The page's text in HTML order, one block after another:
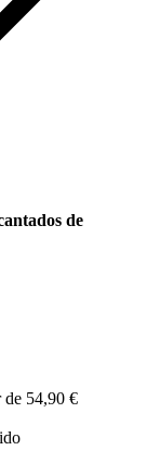
de
de 54,90 €